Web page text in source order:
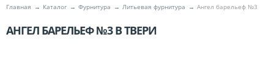
Главная Каталог Фурнитура Литьевая фурнитура Ангел барельеф №3
АНГЕЛ БАРЕЛЬЕФ №3 В ТВЕРИ